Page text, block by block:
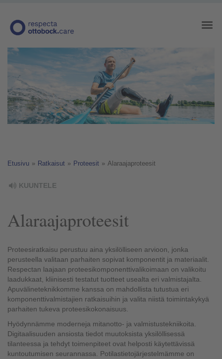
Etusivu » Ratkaisut » Proteesit » Alaraajaproteesit
KUUNTELE
Alaraajaproteesit
Proteesiratkaisu perustuu aina yksilölliseen arvioon, jonka
perusteella valitaan parhaiten sopivat komponentit ja materiaalit.
Respectan laajaan proteesikomponenttivalikoimaan on valikoitu
laadukkaat, kliinisesti testatut tuotteet usealta eri valmistajalta.
Apuvälineteknikkomme kanssa on mahdollista tutustua eri
komponenttivalmistajien ratkaisuihin ja valita niistä toimintakykyä
parhaiten tukeva proteesikokonaisuus.
Hyödynnämme moderneja mitanotto- ja valmistustekniikoita.
Digitaalisuuden ansiosta tiedot muutoksista yksilöllisessä
tilanteessa ja tehdyt toimenpiteet ovat helposti käytettävissä
kuntoutumisen seurannassa. Potilastietojärjestelmämme on